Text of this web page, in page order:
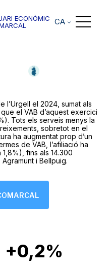
ECONÒMIC
CA
l’Urgell el 2024, sumat als
el VAB d’aquest exercici
Tots els serveis menys la
sobretot en el
ha augmentat prop d’un
de VAB, l’afiliació ha
fins als 14.300
i Bellpuig.
+0,2%